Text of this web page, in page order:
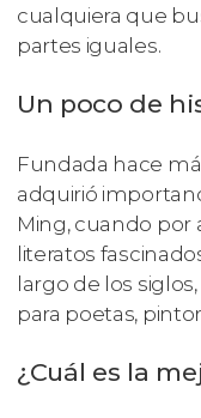
cualquiera que
partes iguales.
Un poco de
Fundada hace
adquirió
Ming, cuando por
literatos
largo de los
para poetas,
¿Cuál es la